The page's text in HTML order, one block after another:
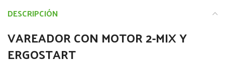
DESCRIPCIÓN
VAREADOR CON MOTOR 2-MIX Y
ERGOSTART